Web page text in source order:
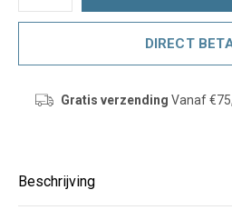
DIRECT
Gratis verzending Vanaf
Beschrijving